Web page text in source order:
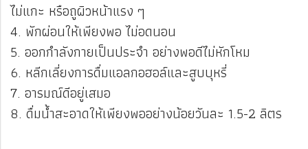
ไม่แกะ หรือถูผิวหน้าแรง ๆ
4. พักผ่อนให้เพียงพอ ไม่อดนอน
5. ออกกำลังกายเป็นประจำ อย่างพอดีไม่หักโหม
6. หลีกเลี่ยงการดื่มแอลกอฮอล์และสูบบุหรี่
7. อารมณ์ดีอยู่เสมอ
8. ดื่มน้ำสะอาดให้เพียงพออย่างน้อยวันละ 1.5-2 ลิตร